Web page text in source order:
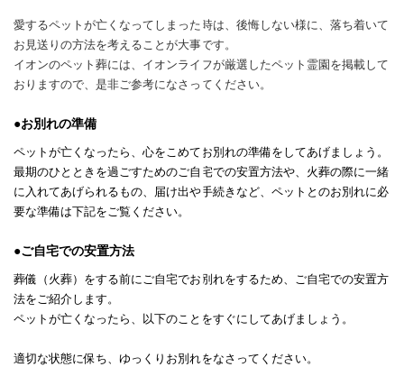
愛するペットが亡くなってしまった時は、後悔しない様に、落ち着いて
お見送りの方法を考えることが大事です。
イオンのペット葬には、イオンライフが厳選したペット霊園を掲載して
おりますので、是非ご参考になさってください。
●お別れの準備
ペットが亡くなったら、心をこめてお別れの準備をしてあげましょう。
最期のひとときを過ごすためのご自宅での安置方法や、火葬の際に一緒
に入れてあげられるもの、届け出や手続きなど、ペットとのお別れに必
要な準備は下記をご覧ください。
●ご自宅での安置方法
葬儀（火葬）をする前にご自宅でお別れをするため、ご自宅での安置方
法をご紹介します。
ペットが亡くなったら、以下のことをすぐにしてあげましょう。
適切な状態に保ち、ゆっくりお別れをなさってください。